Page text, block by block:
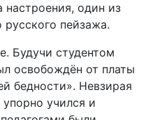
один из
русского пейзажа.
Будучи студентом
освобождён от платы
бедности». Невзирая
учился и